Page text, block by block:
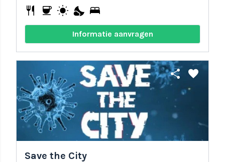
restaurant coffee wb_sunny nights_stay bed
Informatie aanvragen
share favorite
Save the City